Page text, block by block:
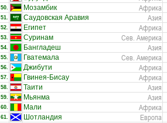
50. Мозамбик Африка
51. Саудовская Аравия Азия
52. Египет Африка
53. Суринам Сев. Америка
54. Бангладеш Азия
55. Гватемала Сев. Америка
56. Джибути Африка
57. Гвинея-Бисау Африка
58. Таити Азия
59. Мьянма Азия
60. Мали Африка
61. Шотландия Европа